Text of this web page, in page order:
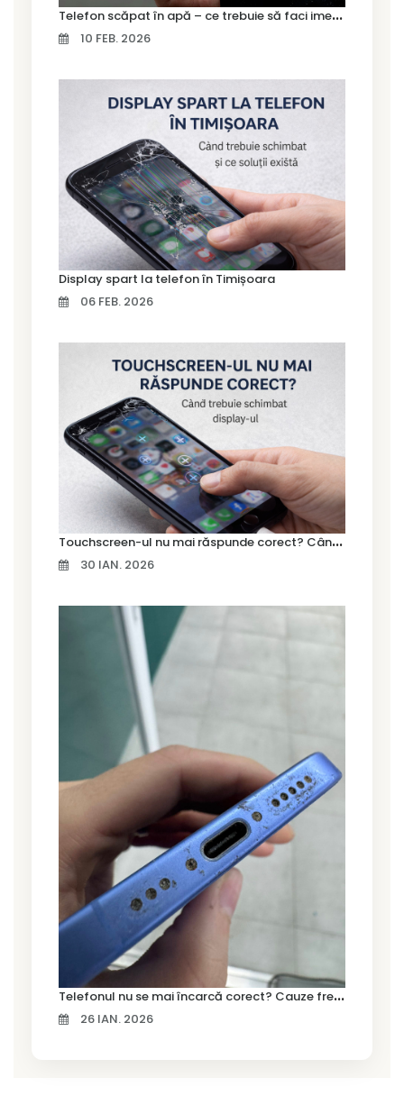
T
elefon scăpat în apă – ce trebuie să faci imediat și ce greșeli să eviți
10 FEB. 2026
Display spart la telefon în Timișoara
06 FEB. 2026
T
ouchscreen-ul nu mai răspunde corect? Când trebuie schimbat display-ul
30 IAN. 2026
T
elefonul nu se mai încarcă corect? Cauze frecvente și soluții la service în Timișoara
26 IAN. 2026